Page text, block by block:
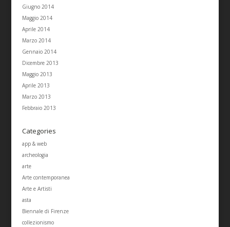
Giugno 2014
Maggio 2014
Aprile 2014
Marzo 2014
Gennaio 2014
Dicembre 2013
Maggio 2013
Aprile 2013
Marzo 2013
Febbraio 2013
Categories
app & web
archeologia
arte
Arte contemporanea
Arte e Artisti
asta
Biennale di Firenze
collezionismo